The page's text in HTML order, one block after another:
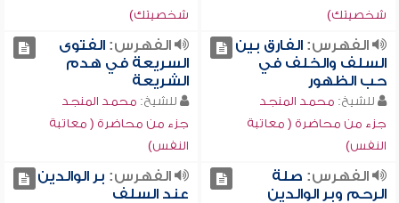
شخصيتك)
شخصيتك)
الفهرس:الفارق بين
السلف والخلف في
حب الظهور
للشيخ: محمد المنجد
جزء من محاضرة ( معاتبة
النفس)
الفهرس:الفتوى
السريعة في هدم
الشريعة
للشيخ: محمد المنجد
جزء من محاضرة ( معاتبة
النفس)
الفهرس: صلة
الرحم وبر الوالدين
الفهرس: بر الوالدين
عند السلف